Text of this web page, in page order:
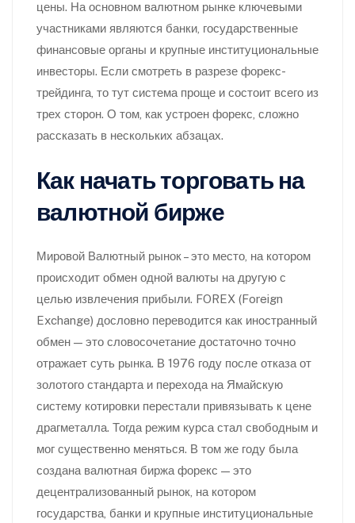
цены. На основном валютном рынке ключевыми
участниками являются банки, государственные
финансовые органы и крупные институциональные
инвесторы. Если смотреть в разрезе форекс-
трейдинга, то тут система проще и состоит всего из
трех сторон. О том, как устроен форекс, сложно
рассказать в нескольких абзацах.
Как начать торговать на
валютной бирже
Мировой Валютный рынок – это место, на котором
происходит обмен одной валюты на другую с
целью извлечения прибыли. FOREX (Foreign
Exchange) дословно переводится как иностранный
обмен — это словосочетание достаточно точно
отражает суть рынка. В 1976 году после отказа от
золотого стандарта и перехода на Ямайскую
систему котировки перестали привязывать к цене
драгметалла. Тогда режим курса стал свободным и
мог существенно меняться. В том же году была
создана валютная биржа форекс — это
децентрализованный рынок, на котором
государства, банки и крупные институциональные